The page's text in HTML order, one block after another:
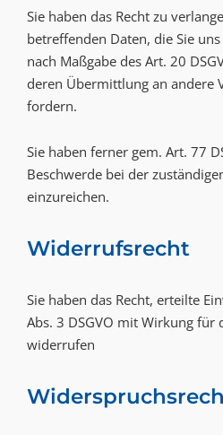
Sie haben das Recht zu
betreffenden Daten, die Sie
nach Maßgabe des Art. 20
deren Übermittlung an andere
fordern.
Sie haben ferner gem. Art. 77
Beschwerde bei der
einzureichen.
Widerrufsrecht
Sie haben das Recht, erteilte
Abs. 3 DSGVO mit Wirkung für
widerrufen